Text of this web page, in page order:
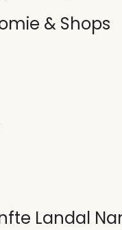
& Shops
Landal